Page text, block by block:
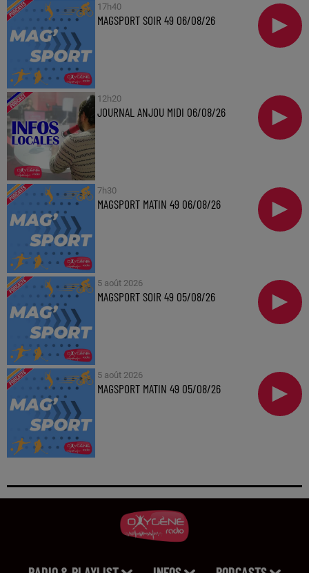
17h40
MAGSPORT SOIR 49 06/08/26
12h20
JOURNAL ANJOU MIDI 06/08/26
7h30
MAGSPORT MATIN 49 06/08/26
5 août 2026
MAGSPORT SOIR 49 05/08/26
5 août 2026
MAGSPORT MATIN 49 05/08/26